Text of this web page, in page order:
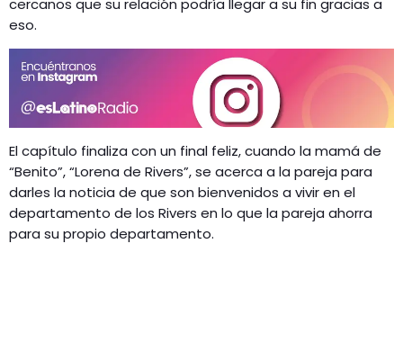
eso.
El capítulo finaliza con un final feliz, cuando la mamá de
“Benito”, “Lorena de Rivers”, se acerca a la pareja para
darles la noticia de que son bienvenidos a vivir en el
departamento de los Rivers en lo que la pareja ahorra
para su propio departamento.